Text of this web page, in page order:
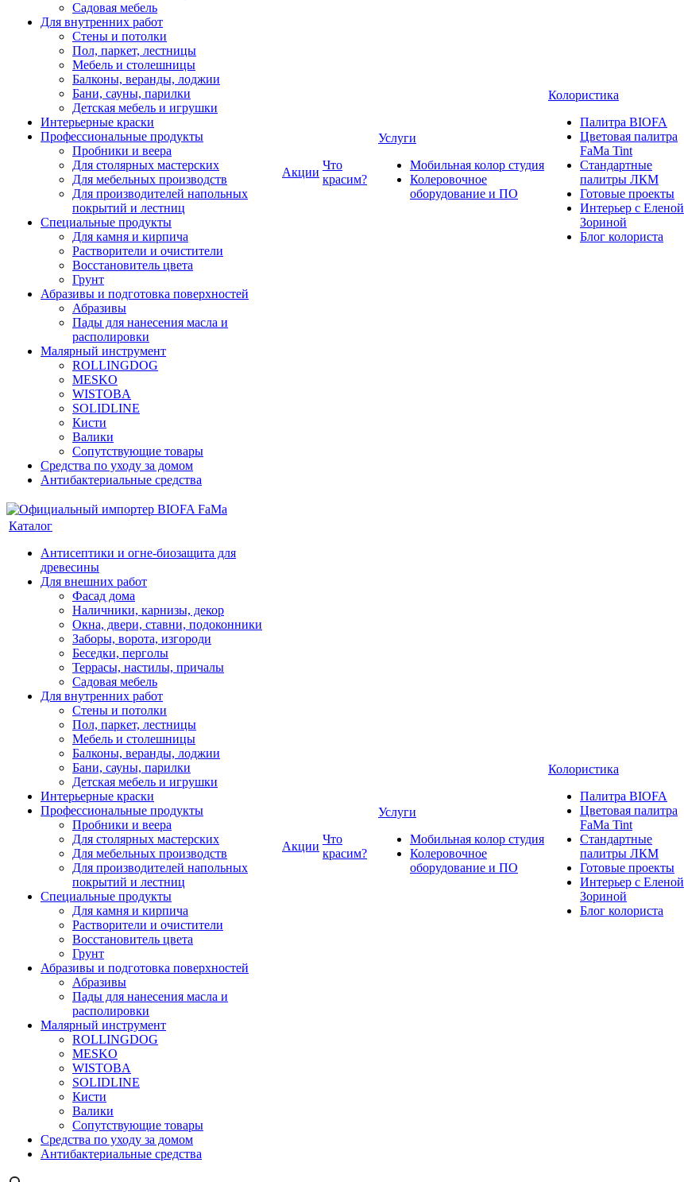
Садовая мебель
Для внутренних работ
Стены и потолки
Пол, паркет, лестницы
Мебель и столешницы
Балконы, веранды, лоджии
Бани, сауны, парилки
Детская мебель и игрушки
Интерьерные краски
Профессиональные продукты
Пробники и веера
Для столярных мастерских
Для мебельных производств
Для производителей напольных
покрытий и лестниц
Специальные продукты
Для камня и кирпича
Растворители и очистители
Восстановитель цвета
Грунт
Абразивы и подготовка поверхностей
Абразивы
Пады для нанесения масла и
располировки
Малярный инструмент
ROLLINGDOG
MESKO
WISTOBA
SOLIDLINE
Кисти
Валики
Сопутствующие товары
Средства по уходу за домом
Антибактериальные средства
Акции
Что
красим?
Услуги
Мобильная колор студия
Колеровочное
оборудование и ПО
Колористика
Палитра BIOFA
Цветовая палитра
FaMa Tint
Стандартные
палитры ЛКМ
Готовые проекты
Интерьер с Еленой
Зориной
Блог колориста
Каталог
Антисептики и огне-биозащита для
древесины
Для внешних работ
Фасад дома
Наличники, карнизы, декор
Окна, двери, ставни, подоконники
Заборы, ворота, изгороди
Беседки, перголы
Террасы, настилы, причалы
Садовая мебель
Для внутренних работ
Стены и потолки
Пол, паркет, лестницы
Мебель и столешницы
Балконы, веранды, лоджии
Бани, сауны, парилки
Детская мебель и игрушки
Интерьерные краски
Профессиональные продукты
Пробники и веера
Для столярных мастерских
Для мебельных производств
Для производителей напольных
покрытий и лестниц
Специальные продукты
Для камня и кирпича
Растворители и очистители
Восстановитель цвета
Грунт
Абразивы и подготовка поверхностей
Абразивы
Пады для нанесения масла и
располировки
Малярный инструмент
ROLLINGDOG
MESKO
WISTOBA
SOLIDLINE
Кисти
Валики
Сопутствующие товары
Средства по уходу за домом
Антибактериальные средства
Акции
Что
красим?
Услуги
Мобильная колор студия
Колеровочное
оборудование и ПО
Колористика
Палитра BIOFA
Цветовая палитра
FaMa Tint
Стандартные
палитры ЛКМ
Готовые проекты
Интерьер с Еленой
Зориной
Блог колориста